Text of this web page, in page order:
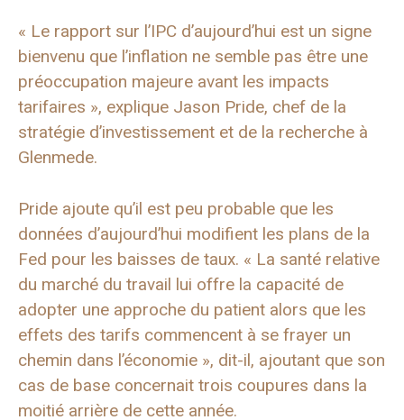
« Le rapport sur l’IPC d’aujourd’hui est un signe
bienvenu que l’inflation ne semble pas être une
préoccupation majeure avant les impacts
tarifaires », explique Jason Pride, chef de la
stratégie d’investissement et de la recherche à
Glenmede.
Pride ajoute qu’il est peu probable que les
données d’aujourd’hui modifient les plans de la
Fed pour les baisses de taux. « La santé relative
du marché du travail lui offre la capacité de
adopter une approche du patient alors que les
effets des tarifs commencent à se frayer un
chemin dans l’économie », dit-il, ajoutant que son
cas de base concernait trois coupures dans la
moitié arrière de cette année.